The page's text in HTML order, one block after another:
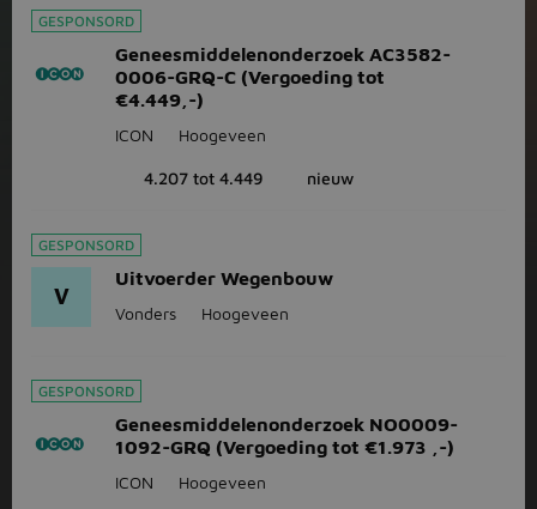
GESPONSORD
Geneesmiddelenonderzoek AC3582-
0006-GRQ-C (Vergoeding tot
€4.449,-)
ICON Hoogeveen
4.207 tot 4.449 nieuw
GESPONSORD
V
Uitvoerder Wegenbouw
Vonders Hoogeveen
GESPONSORD
Geneesmiddelenonderzoek NO0009-
1092-GRQ (Vergoeding tot €1.973 ,-)
ICON Hoogeveen